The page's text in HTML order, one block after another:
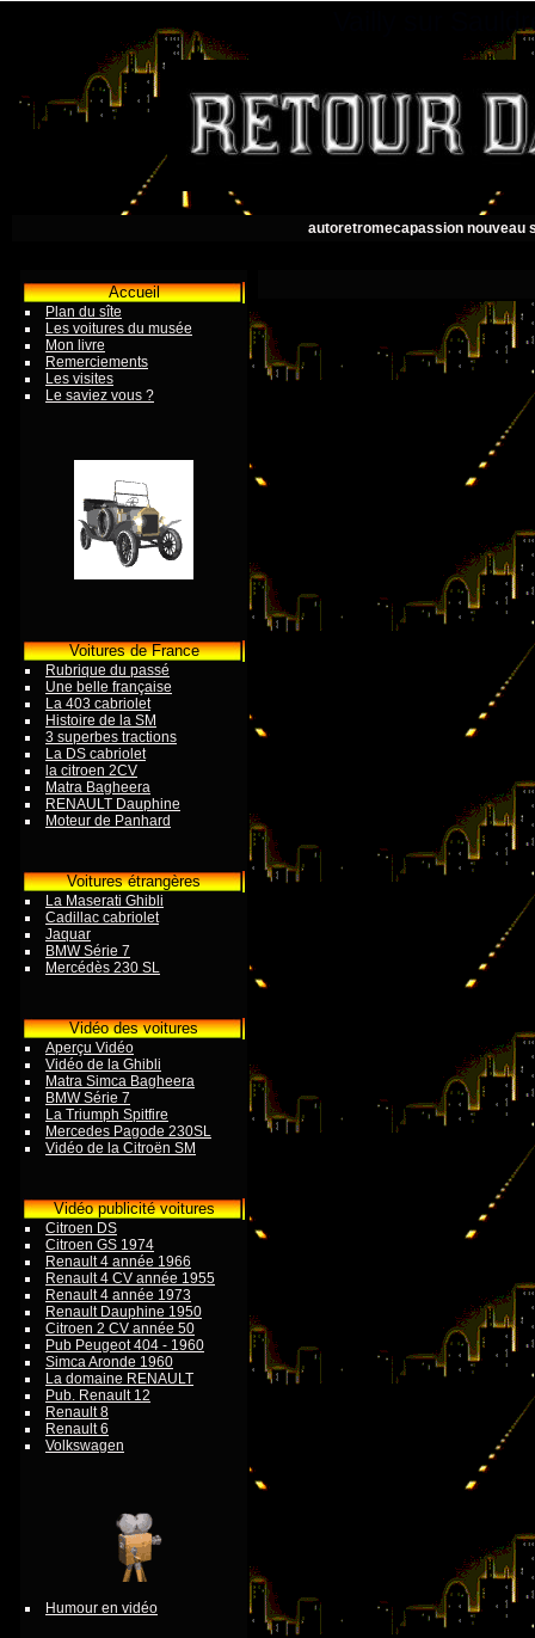
Vailly sur
autoretromecapassion nouveau
Accueil
Plan du sîte
Les voitures du musée
Mon livre
Remerciements
Les visites
Le saviez vous ?
Voitures de France
Rubrique du passé
Une belle française
La 403 cabriolet
Histoire de la SM
3 superbes tractions
La DS cabriolet
la citroen 2CV
Matra Bagheera
RENAULT Dauphine
Moteur de Panhard
Voitures étrangères
La Maserati Ghibli
Cadillac cabriolet
Jaquar
BMW Série 7
Mercédès 230 SL
Vidéo des voitures
Aperçu Vidéo
Vidéo de la Ghibli
Matra Simca Bagheera
BMW Série 7
La Triumph Spitfire
Mercedes Pagode 230SL
Vidéo de la Citroën SM
Vidéo publicité voitures
Citroen DS
Citroen GS 1974
Renault 4 année 1966
Renault 4 CV année 1955
Renault 4 année 1973
Renault Dauphine 1950
Citroen 2 CV année 50
Pub Peugeot 404 - 1960
Simca Aronde 1960
La domaine RENAULT
Pub. Renault 12
Renault 8
Renault 6
Volkswagen
Humour en vidéo